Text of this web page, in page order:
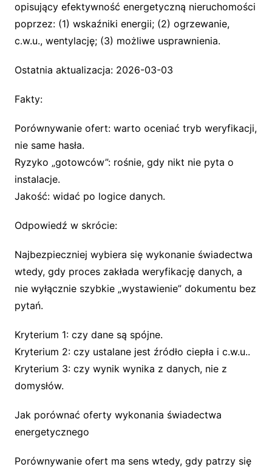
opisujący efektywność energetyczną nieruchomości
poprzez: (1) wskaźniki energii; (2) ogrzewanie,
c.w.u., wentylację; (3) możliwe usprawnienia.
Ostatnia aktualizacja: 2026-03-03
Fakty:
Porównywanie ofert: warto oceniać tryb weryfikacji,
nie same hasła.
Ryzyko „gotowców”: rośnie, gdy nikt nie pyta o
instalacje.
Jakość: widać po logice danych.
Odpowiedź w skrócie:
Najbezpieczniej wybiera się wykonanie świadectwa
wtedy, gdy proces zakłada weryfikację danych, a
nie wyłącznie szybkie „wystawienie” dokumentu bez
pytań.
Kryterium 1: czy dane są spójne.
Kryterium 2: czy ustalane jest źródło ciepła i c.w.u..
Kryterium 3: czy wynik wynika z danych, nie z
domysłów.
Jak porównać oferty wykonania świadectwa
energetycznego
Porównywanie ofert ma sens wtedy, gdy patrzy się